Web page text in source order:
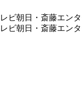
ビ朝日・斎藤エン
ビ朝日・斎藤エン